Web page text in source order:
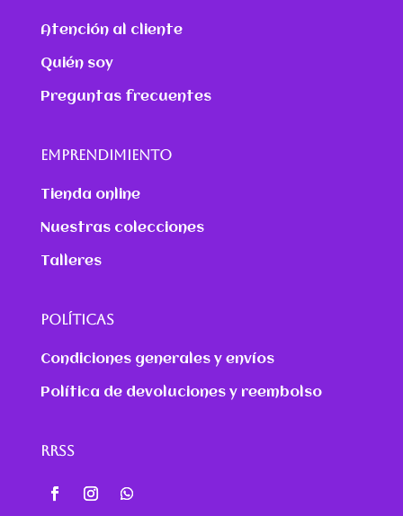
Atención al cliente
Quién soy
Preguntas frecuentes
EMPRENDIMIENTO
Tienda online
Nuestras colecciones
Talleres
POLÍTICAS
Condiciones generales y envíos
Política de devoluciones y reembolso
RRSS